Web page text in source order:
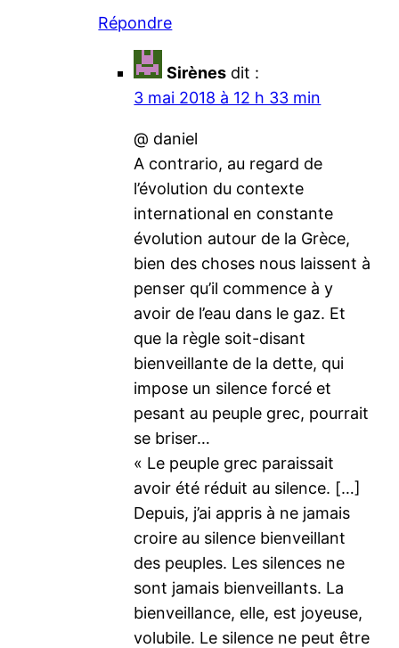
Répondre
Sirènes dit :
3 mai 2018 à 12 h 33 min
@ daniel
A contrario, au regard de
l’évolution du contexte
international en constante
évolution autour de la Grèce,
bien des choses nous laissent à
penser qu’il commence à y
avoir de l’eau dans le gaz. Et
que la règle soit-disant
bienveillante de la dette, qui
impose un silence forcé et
pesant au peuple grec, pourrait
se briser…
« Le peuple grec paraissait
avoir été réduit au silence. […]
Depuis, j’ai appris à ne jamais
croire au silence bienveillant
des peuples. Les silences ne
sont jamais bienveillants. La
bienveillance, elle, est joyeuse,
volubile. Le silence ne peut être